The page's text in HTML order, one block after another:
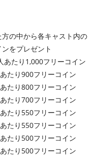
の中から各キャスト内の
をプレゼント
あたり1,000フリーコイン
たり900フリーコイン
たり800フリーコイン
たり700フリーコイン
たり550フリーコイン
たり550フリーコイン
たり500フリーコイン
たり500フリーコイン